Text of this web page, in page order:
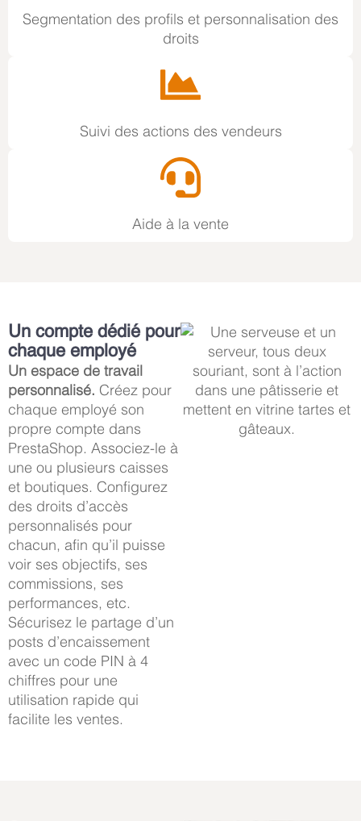
Segmentation des profils et personnalisation des
droits
Suivi des actions des vendeurs
Aide à la vente
Un compte dédié pour
chaque employé
Un espace de travail
personnalisé. Créez pour
chaque employé son
propre compte dans
PrestaShop. Associez-le à
une ou plusieurs caisses
et boutiques. Configurez
des droits d’accès
personnalisés pour
chacun, afin qu’il puisse
voir ses objectifs, ses
commissions, ses
performances, etc.
Sécurisez le partage d’un
posts d’encaissement
avec un code PIN à 4
chiffres pour une
utilisation rapide qui
facilite les ventes.